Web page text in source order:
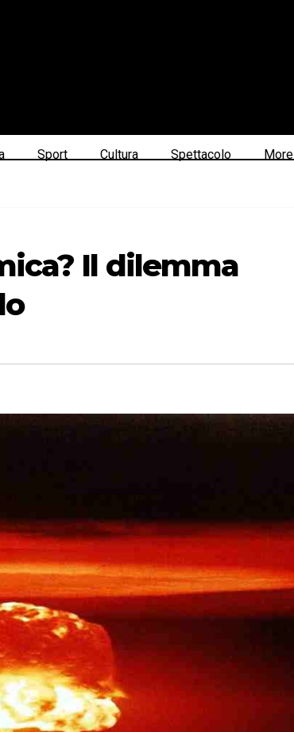
Sport Cultura Spettacolo More
Il dilemma